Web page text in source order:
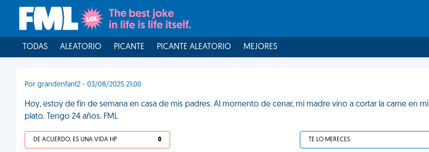
TODAS ALEATORIO PICANTE PICANTE ALEATORIO MEJORES
Por grandenfant2 - 03/08/2025 21:00
Hoy, estoy de fin de semana en casa de mis padres. Al momento de cenar, mi madre vino a cortar la carne en mi
plato. Tengo 24 años. FML
DE ACUERDO, ES UNA VIDA HP 0 TE LO MERECES